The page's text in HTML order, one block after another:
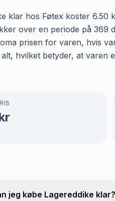
klar hos Føtex koster 6.50
over en periode på 369
prisen for varen, hvis
alt, hvilket betyder, at varen
jeg købe Lagereddike klar?